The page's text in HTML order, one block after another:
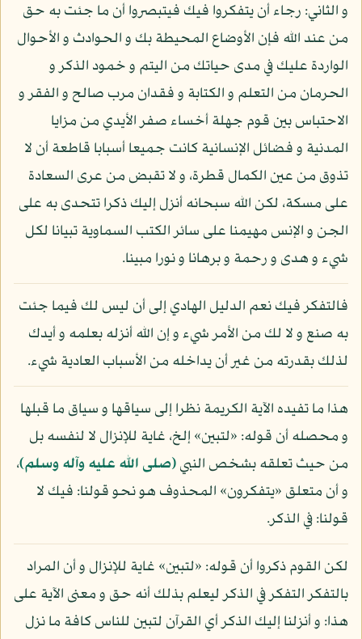
و الثاني: رجاء أن يتفكروا فيك فيتبصروا أن ما جئت به حق
من عند الله فإن الأوضاع المحيطة بك و الحوادث و الأحوال
الواردة عليك في مدى حياتك من اليتم و خمود الذكر و
الحرمان من التعلم و الكتابة و فقدان مرب صالح و الفقر و
الاحتباس بين قوم جهلة أخساء صفر الأيدي من مزايا
المدنية و فضائل الإنسانية كانت جميعا أسبابا قاطعة أن لا
تذوق من عين الكمال قطرة، و لا تقبض من عرى السعادة
على مسكة، لكن الله سبحانه أنزل إليك ذكرا تتحدى به على
الجن و الإنس مهيمنا على سائر الكتب السماوية تبيانا لكل
شيء و هدى و رحمة و برهانا و نورا مبينا.
فالتفكر فيك نعم الدليل الهادي إلى أن ليس لك فيما جئت
به صنع و لا لك من الأمر شيء و إن الله أنزله بعلمه و أيدك
لذلك بقدرته من غير أن يداخله من الأسباب العادية شيء.
هذا ما تفيده الآية الكريمة نظرا إلى سياقها و سياق ما قبلها
و محصله أن قوله: «لتبين» إلخ، غاية للإنزال لا لنفسه بل
من حيث تعلقه بشخص النبي(صلى الله عليه وآله وسلم)،
و أن متعلق «يتفكرون» المحذوف هو نحو قولنا: فيك لا
قولنا: في الذكر.
لكن القوم ذكروا أن قوله: «لتبين» غاية للإنزال و أن المراد
بالتفكر التفكر في الذكر ليعلم بذلك أنه حق و معنى الآية على
هذا: و أنزلنا إليك الذكر أي القرآن لتبين للناس كافة ما نزل